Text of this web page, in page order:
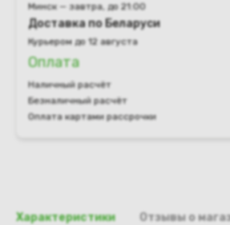
Минск — завтра, до 21:00
Доставка по Беларуси
Курьером до 12 августа
Оплата
Наличный расчёт
Безналичный расчёт
Оплата картами рассрочки
Характеристики Отзывы о